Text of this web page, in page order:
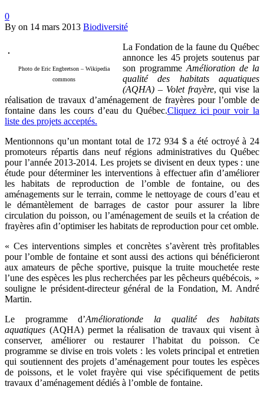
0
By on 14 mars 2013 Biodiversité
Photo de Eric Engbretson – Wikipedia
commons
La Fondation de la faune du Québec
annonce les 45 projets soutenus par
son programme Amélioration de la
qualité des habitats aquatiques
(AQHA) – Volet frayère, qui vise la
réalisation de travaux d’aménagement de frayères pour l’omble de
fontaine dans les cours d’eau du Québec.Cliquez ici pour voir la
liste des projets acceptés.
Mentionnons qu’un montant total de 172 934 $ a été octroyé à 24
promoteurs répartis dans neuf régions administratives du Québec
pour l’année 2013-2014. Les projets se divisent en deux types : une
étude pour déterminer les interventions à effectuer afin d’améliorer
les habitats de reproduction de l’omble de fontaine, ou des
aménagements sur le terrain, comme le nettoyage de cours d’eau et
le démantèlement de barrages de castor pour assurer la libre
circulation du poisson, ou l’aménagement de seuils et la création de
frayères afin d’optimiser les habitats de reproduction pour cet omble.
« Ces interventions simples et concrètes s’avèrent très profitables
pour l’omble de fontaine et sont aussi des actions qui bénéficieront
aux amateurs de pêche sportive, puisque la truite mouchetée reste
l’une des espèces les plus recherchées par les pêcheurs québécois, »
souligne le président-directeur général de la Fondation, M. André
Martin.
Le programme d’Améliorationde la qualité des habitats
aquatiques (AQHA) permet la réalisation de travaux qui visent à
conserver, améliorer ou restaurer l’habitat du poisson. Ce
programme se divise en trois volets : les volets principal et entretien
qui soutiennent des projets d’aménagement pour toutes les espèces
de poissons, et le volet frayère qui vise spécifiquement de petits
travaux d’aménagement dédiés à l’omble de fontaine.